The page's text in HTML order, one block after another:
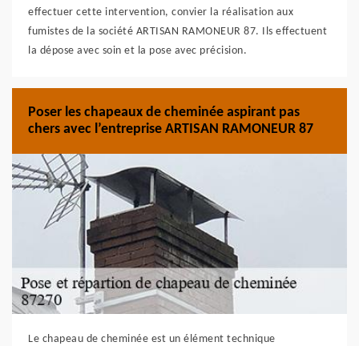
effectuer cette intervention, convier la réalisation aux
fumistes de la société ARTISAN RAMONEUR 87. Ils effectuent
la dépose avec soin et la pose avec précision.
Poser les chapeaux de cheminée aspirant pas
chers avec l’entreprise ARTISAN RAMONEUR 87
Le chapeau de cheminée est un élément technique